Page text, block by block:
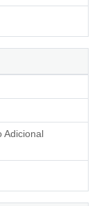
Adicional